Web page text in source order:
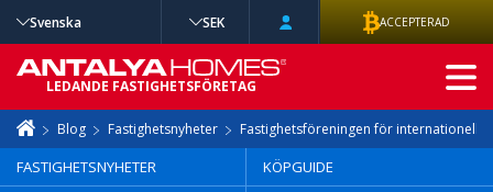
Blog Fastighetsnyheter Fastighetsföreningen för internationell
FASTIGHETSNYHETER
KÖPGUIDE
Svenska SEK ACCEPTERAD
LEDANDE FASTIGHETSFÖRETAG
AVANCERAD
SÖKNING